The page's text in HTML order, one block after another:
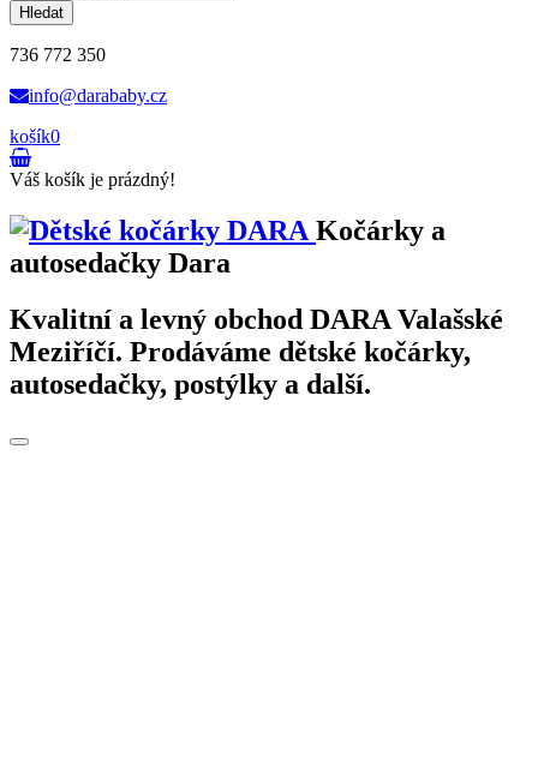
Hledat
736 772 350
info@darababy.cz
košík0
Váš košík je prázdný!
Kočárky a
autosedačky Dara
Kvalitní a levný obchod DARA Valašské
Meziříčí. Prodáváme dětské kočárky,
autosedačky, postýlky a další.
Toggle